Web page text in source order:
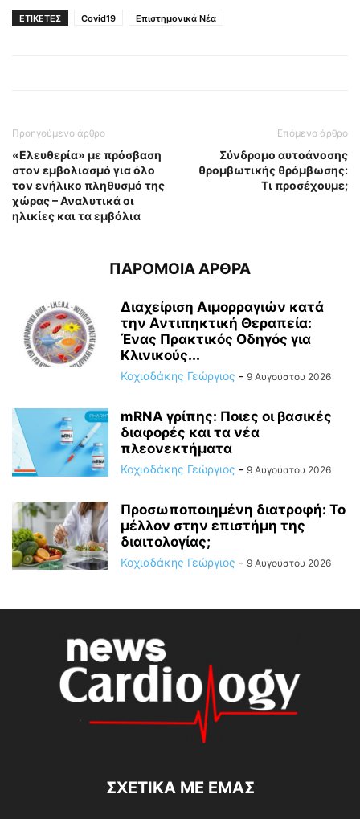
ΕΤΙΚΕΤΕΣ Covid19 Επιστημονικά Νέα
Προηγούμενο άρθρο
«Ελευθερία» με πρόσβαση
στον εμβολιασμό για όλο
τον ενήλικο πληθυσμό της
χώρας – Αναλυτικά οι
ηλικίες και τα εμβόλια
Επόμενο άρθρο
Σύνδρομο αυτοάνοσης
θρομβωτικής θρόμβωσης:
Τι προσέχουμε;
ΠΑΡΟΜΟΙΑ ΑΡΘΡΑ
Διαχείριση Αιμορραγιών κατά
την Αντιπηκτική Θεραπεία:
Ένας Πρακτικός Οδηγός για
Κλινικούς...
Κοχιαδάκης Γεώργιος - 9 Αυγούστου 2026
mRNA γρίπης: Ποιες οι βασικές
διαφορές και τα νέα
πλεονεκτήματα
Κοχιαδάκης Γεώργιος - 9 Αυγούστου 2026
Προσωποποιημένη διατροφή: Το
μέλλον στην επιστήμη της
διαιτολογίας;
Κοχιαδάκης Γεώργιος - 9 Αυγούστου 2026
ΣΧΕΤΙΚΆ ΜΕ ΕΜΆΣ